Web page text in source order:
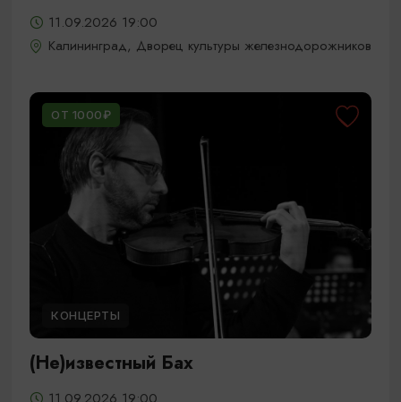
11.09.2026 19:00
Калининград, Дворец культуры железнодорожников
ОТ 1000₽
КОНЦЕРТЫ
(Не)известный Бах